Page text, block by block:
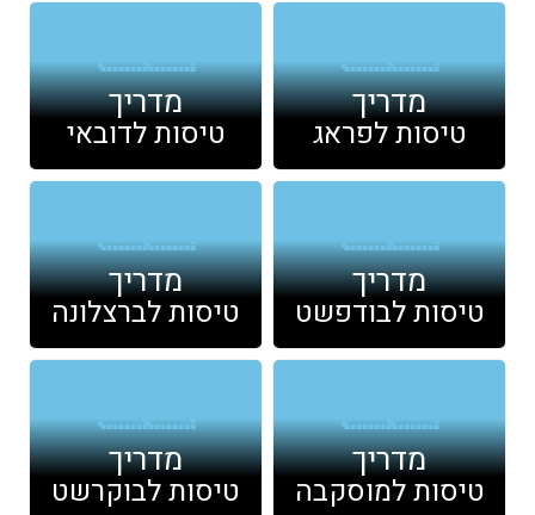
🇨🇿
מדריך
טיסות לפראג
🇦🇪
מדריך
טיסות לדובאי
🇭🇺
מדריך
טיסות לבודפשט
🇪🇸
מדריך
טיסות לברצלונה
🇷🇺
מדריך
טיסות למוסקבה
🇲🇽
מדריך
טיסות לבוקרשט